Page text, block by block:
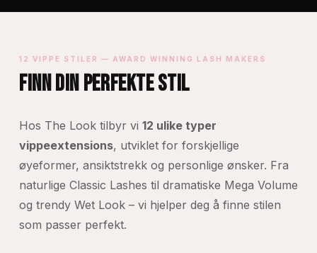
12 VIPPE STILER — AWARD WINNING LASH MAKERS
FINN DIN PERFEKTE STIL
Hos The Look tilbyr vi 12 ulike typer
vippeextensions, utviklet for forskjellige
øyeformer, ansiktstrekk og personlige ønsker. Fra
naturlige Classic Lashes til dramatiske Mega Volume
og trendy Wet Look – vi hjelper deg å finne stilen
som passer perfekt.